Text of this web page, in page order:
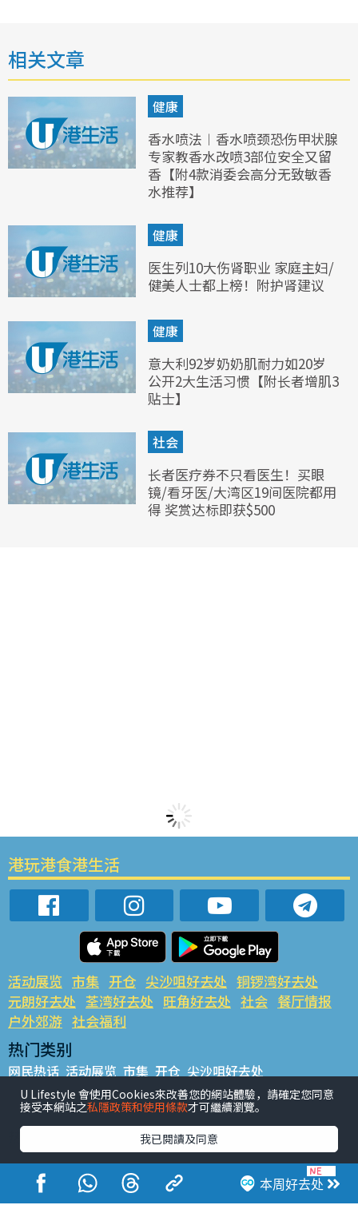
相关文章
健康
香水喷法︱香水喷颈恐伤甲状腺
专家教香水改喷3部位安全又留
香【附4款消委会高分无致敏香
水推荐】
健康
医生列10大伤肾职业 家庭主妇/
健美人士都上榜！附护肾建议
健康
意大利92岁奶奶肌耐力如20岁
公开2大生活习惯【附长者增肌3
贴士】
社会
长者医疗券不只看医生！买眼
镜/看牙医/大湾区19间医院都用
得 奖赏达标即获$500
本周好去处
港玩港食港生活
活动展览 市集 开仓 尖沙咀好去处 铜锣湾好去处
元朗好去处 荃湾好去处 旺角好去处 社会 餐厅情报
户外郊游 社会福利
热门类别
网民热话 活动展览 市集 开仓 尖沙咀好去处
铜锣湾好去处 元朗好去处 荃湾好去处 旺角好去处 社会
餐厅情报 户外郊游
热门标签
#UGO揾好去处 #人气活动推介 #美食社群热话
#亲子玩乐好去处
#ULifestyle应用程式
#限时抢
#UJetso礼物放送
#ULifestyle商户中心 #著数
U Lifestyle 會使用Cookies來改善您的網站體驗，請確定您同意
接受本網站之私隱政策和使用條款才可繼續瀏覽。
我已閱讀及同意